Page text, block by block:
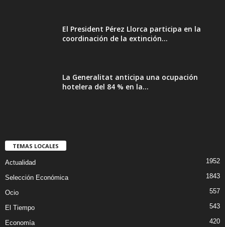
El President Pérez Llorca participa en la
coordinación de la extinción...
La Generalitat anticipa una ocupación
hotelera del 84 % en la...
TEMAS LOCALES
Actualidad 1952
Selección Económica 1843
Ocio 557
El Tiempo 543
Economía 420